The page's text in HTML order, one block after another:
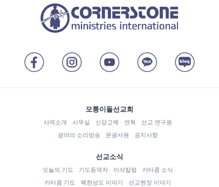
모퉁이돌선교회
사역소개 사무실 신앙고백 연혁
선교 연구원
광야의 소리방송
문광서원 공지사항
선교소식
오늘의 기도 기도동역자 이삭칼럼
카타콤 소식
카타콤 기도
북한성도 이야기
선교현장 이야기